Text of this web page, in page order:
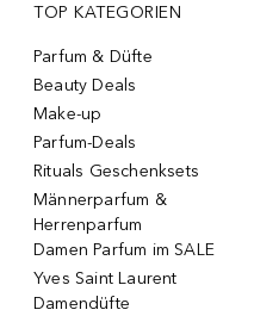
TOP KATEGORIEN
Parfum & Düfte
Beauty Deals
Make-up
Parfum-Deals
Rituals Geschenksets
Männerparfum &
Herrenparfum
Damen Parfum im SALE
Yves Saint Laurent
Damendüfte